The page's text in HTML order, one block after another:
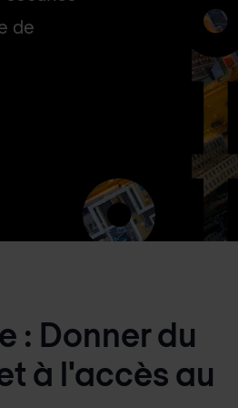
de
: Donner du
à l'accès au